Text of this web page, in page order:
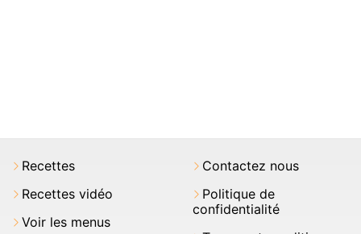
Recettes
Recettes vidéo
Voir les menus
Contactez nous
Politique de
confidentialité